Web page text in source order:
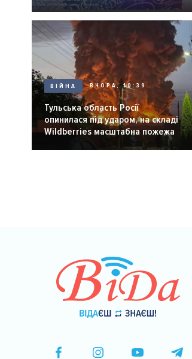
ВІЙНА ВЧОРА, 10:39
Тульська область Росії
опинилася під ударом, на складі
Wildberries масштабна пожежа